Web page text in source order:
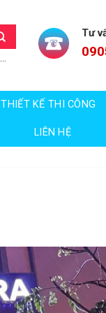
Tư
THIẾT KẾ THI CÔNG
LIÊN HỆ